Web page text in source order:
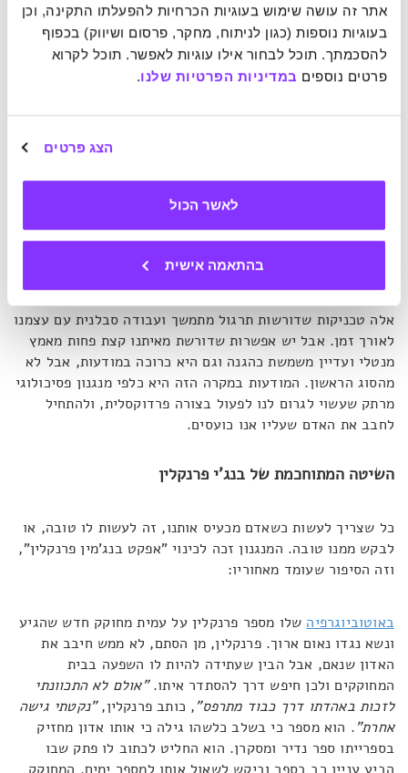
פרטים נוספים במדיניות הפרטיות שלנו.
הצג פרטים
לאשר הכול
בהתאמה אישית
במקרה לגמרי, התפיסה של גּ'וּ גּ'יטְסוּ היא גם משל טוב לעצם
הרעיון של היחלצות מבין שיני הכעס: ראשית, מדובר בהגנה
יכולת התמודדות של הפרט ולא ביטול האפשרות לתקיפה מצד כל
יריב אפשרי. שנית, הגּ'וּ גּ'יטְסוּ מלמד אותנו להתחמק מהכעס
מגוונות של עבודה עם עצמנו, שרובן סובבות סביב מודעות. זו
מאפשרת לנו לעצור ולהתחיל הפעלת תהליכים מנטליים יזומים
כמו לקיחת נקודת המבט של האדם שהכעיס אותנו, יצירת סיפור
אלטרנטיבי חיובי למה שהאוטומט שלנו מספר עליו, העמדת
עצמנו בסיטואציה, ניתוח עומק פסיכולוגי שלו וכן הלאה.
אלה טכניקות שדורשות תרגול מתמשך ועבודה סבלנית עם עצמנו
לאורך זמן. אבל יש אפשרות שדורשת מאיתנו קצת פחות מאמץ
מנטלי ועדיין משמשת כהגנה וגם היא כרוכה במודעות, אבל לא
מהסוג הראשון. המודעות במקרה הזה היא כלפי מנגנון פסיכולוגי
מרתק שעשוי לגרום לנו לפעול בצורה פרדוקסלית, ולהתחיל
לחבב את האדם שעליו אנו כועסים.
השיטה המתוחכמת של בנג'י פרנקלין
כל שצריך לעשות כשאדם מכעיס אותנו, זה לעשות לו טובה, או
לבקש ממנו טובה. המנגנון זכה לכינוי "אפקט בנג'מין פרנקלין",
וזה הסיפור שעומד מאחוריו:
באוטוביוגרפיהשלו מספר פרנקלין על עמית מחוקק חדש שהגיע
ונשא נגדו נאום ארוך. פרנקלין, מן הסתם, לא ממש חיבב את
האדון שנאם, אבל הבין שעתידה להיות לו השפעה בבית
המחוקקים ולכן חיפש דרך להסתדר איתו."אולם לא התכוונתי
לזכות באהדתו דרך כבוד מתרפס", כותב פרנקלין,"נקטתי גישה
אחרת". הוא מספר כי בשלב כלשהו גילה כי אותו אדון מחזיק
בספרייתו ספר נדיר ומסקרן. הוא החליט לכתוב לו פתק שבו